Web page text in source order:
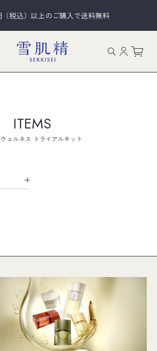
税込）以上のご購入で送料無料
ITEMS
ェルネス トライアルキット